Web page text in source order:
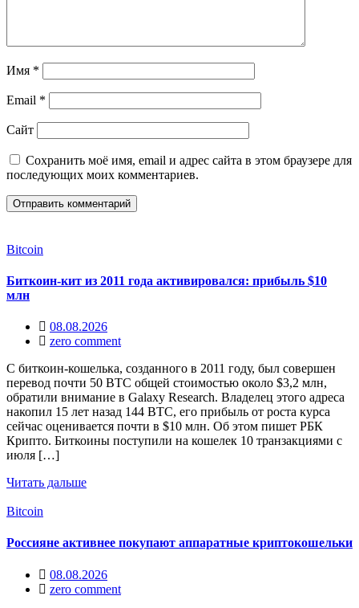
Имя *
Email *
Сайт
Сохранить моё имя, email и адрес сайта в этом браузере для
последующих моих комментариев.
Bitcoin
Биткоин-кит из 2011 года активировался: прибыль $10
млн
08.08.2026
zero comment
С биткоин-кошелька, созданного в 2011 году, был совершен
перевод почти 50 BTC общей стоимостью около $3,2 млн,
обратили внимание в Galaxy Research. Владелец этого адреса
накопил 15 лет назад 144 BTC, его прибыль от роста курса
сейчас оценивается почти в $10 млн. Об этом пишет РБК
Крипто. Биткоины поступили на кошелек 10 транзакциями с
июля […]
Читать дальше
Bitcoin
Россияне активнее покупают аппаратные криптокошельки
08.08.2026
zero comment